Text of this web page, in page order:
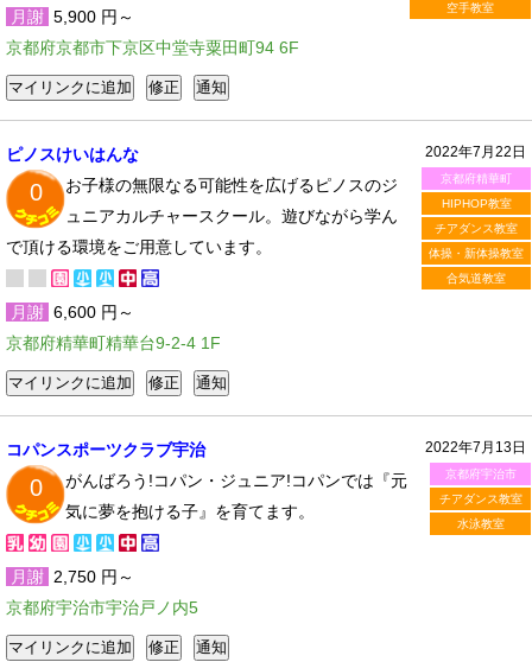
空手教室
月謝 5,900 円～
京都府京都市下京区中堂寺粟田町94 6F
2022年7月22日
京都府精華町
HIPHOP教室
チアダンス教室
体操・新体操教室
合気道教室
ピノスけいはんな
0
お子様の無限なる可能性を広げるピノスのジ
ュニアカルチャースクール。遊びながら学ん
で頂ける環境をご用意しています。
月謝 6,600 円～
京都府精華町精華台9-2-4 1F
2022年7月13日
京都府宇治市
チアダンス教室
水泳教室
コパンスポーツクラブ宇治
0
がんばろう!コパン・ジュニア!コパンでは『元
気に夢を抱ける子』を育てます。
月謝 2,750 円～
京都府宇治市宇治戸ノ内5